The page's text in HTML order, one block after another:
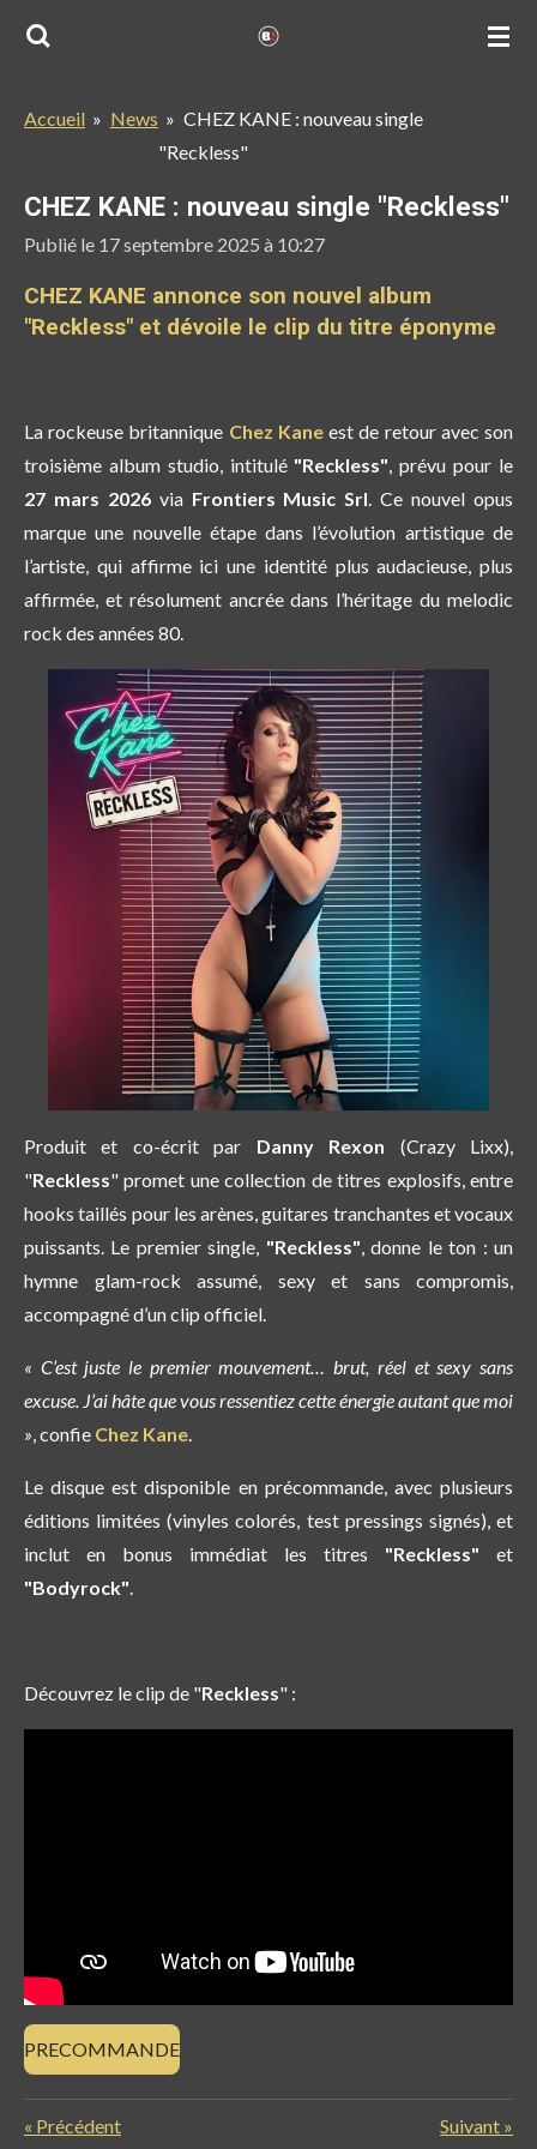
Passer
principal
Accueil » News » CHEZ KANE : nouveau single
"Reckless"
CHEZ KANE : nouveau single "Reckless"
Publié le 17 septembre 2025 à 10:27
CHEZ KANE annonce son nouvel album
"Reckless" et dévoile le clip du titre éponyme
La rockeuse britannique Chez Kaneest de retour avec son
troisième album studio, intitulé "Reckless", prévu pour le
27 mars 2026via Frontiers Music Srl. Ce nouvel opus
marque une nouvelle étape dans l’évolution artistique de
l’artiste, qui affirme ici une identité plus audacieuse, plus
affirmée, et résolument ancrée dans l’héritage du melodic
rock des années 80.
Produit et co-écrit par Danny Rexon (Crazy Lixx),
"Reckless" promet une collection de titres explosifs, entre
hooks taillés pour les arènes, guitares tranchantes et vocaux
puissants. Le premier single, "Reckless", donne le ton : un
hymne glam-rock assumé, sexy et sans compromis,
accompagné d’un clip officiel.
« C’est juste le premier mouvement… brut, réel et sexy sans
excuse. J’ai hâte que vous ressentiez cette énergie autant que moi
», confie Chez Kane.
Le disque est disponible en précommande, avec plusieurs
éditions limitées (vinyles colorés, test pressings signés), et
inclut en bonus immédiat les titres "Reckless" et
"Bodyrock".
Découvrez le clip de "Reckless" :
PRECOMMANDE
« Précédent Suivant »